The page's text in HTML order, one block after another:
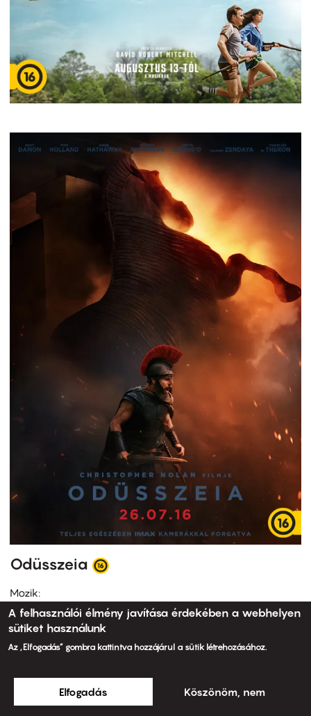
Odüsszeia
Mozik:
A felhasználói élmény javítása érdekében a webhelyen
sütiket használunk
Az „Elfogadás” gombra kattintva hozzájárul a sütik létrehozásához.
Elfogadás Köszönöm, nem